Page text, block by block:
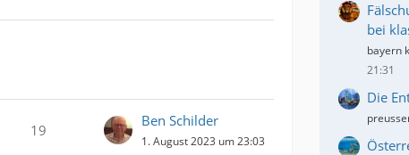
19
Ben Schilder
1. August 2023 um 23:03
bei
bayern
21:31
Die